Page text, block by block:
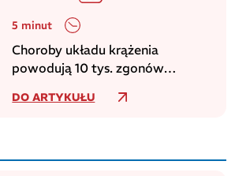
5 minut
Choroby układu krążenia
powodują 10 tys. zgonów
WHO
DO ARTYKUŁU